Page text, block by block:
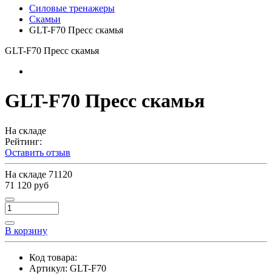
Силовые тренажеры
Скамьи
GLT-F70 Пресс скамья
GLT-F70 Пресс скамья
GLT-F70 Пресс скамья
На складе
Рейтинг:
Оставить отзыв
На складе 71120
71 120 руб
В корзину
Код товара:
Артикул: GLT-F70